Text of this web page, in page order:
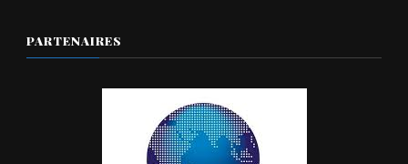
PARTENAIRES